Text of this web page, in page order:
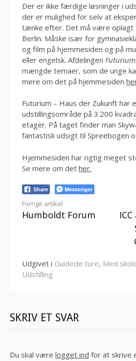
Der er ikke færdige løsninger i
der er mulighed for selv at
tænke efter. Det må være oplagt
Berlin. Måske især for
og film på hjemmesiden og på
eller engelsk. Afdelingen
mængde temaer, som de unge
mere om det på hjemmesiden
Futurium – Haus der Zukunft har
udstillingsområde på 3.200
etager. På taget finder man
fantastisk udsigt til Spreebogen
Hjemmesiden har rigtig meget
Se mere om det her.
Share Messenger
Læs
Forrige artikel
Humboldt Forum
Udgivet i Guidede ture, Med
Udstilling
SKRIV ET SVAR
Du skal være logget ind for at skrive